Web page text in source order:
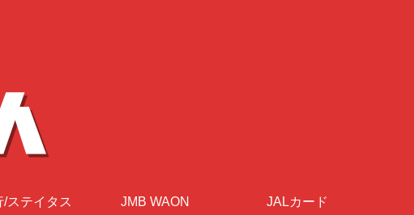
ステイタス JMB WAON JALカード